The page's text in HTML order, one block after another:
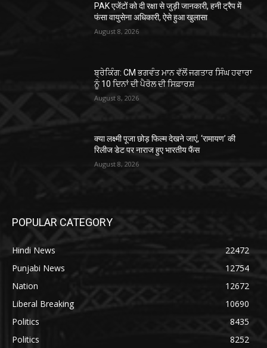
PAK एजेंटों को दी रक्षा से जुड़ी जानकारी, हनी ट्रैप में
फंसा वायुसेना अधिकारी, ऐसे हुआ खुलासा
August 8, 2026
ਬ੍ਰੇਕਿੰਗ: CM ਭਗਵੰਤ ਮਾਨ ਵੱਲੋਂ ਜਗਤਾਰ ਸਿੰਘ ਹਵਾਰਾ
ਨੂੰ 10 ਦਿਨਾਂ ਦੀ ਪੈਰੋਲ ਦੀ ਸਿਫ਼ਾਰਸ਼
August 8, 2026
क्या लक्ष्मी पूजा छोड़ फिल्म देखने जाएं, ‘रामायण’ की
रिलीज डेट पर नाराज हुए भारतीय फैंस
August 8, 2026
POPULAR CATEGORY
Hindi News
22472
Punjabi News
12754
Nation
12672
Liberal Breaking
10690
Politics
8435
Politics
8252